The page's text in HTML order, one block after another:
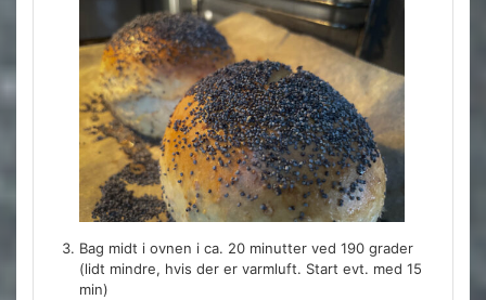
Bag midt i ovnen i ca. 20 minutter ved 190 grader
(lidt mindre, hvis der er varmluft. Start evt. med 15
min)